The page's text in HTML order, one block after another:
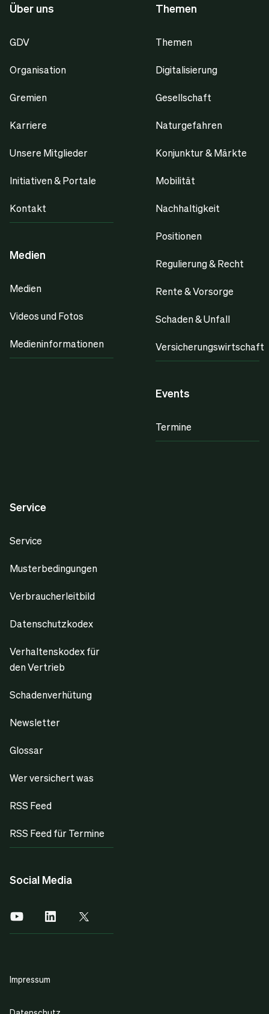
Über uns
GDV
Organisation
Gremien
Karriere
Unsere Mitglieder
Initiativen & Portale
Kontakt
Medien
Medien
Videos und Fotos
Medieninformationen
Themen
Themen
Digitalisierung
Gesellschaft
Naturgefahren
Konjunktur & Märkte
Mobilität
Nachhaltigkeit
Positionen
Regulierung & Recht
Rente & Vorsorge
Schaden & Unfall
Versicherungswirtschaft
Events
Termine
Service
Service
Musterbedingungen
Verbraucherleitbild
Datenschutzkodex
Verhaltenskodex für
den Vertrieb
Schadenverhütung
Newsletter
Glossar
Wer versichert was
RSS Feed
RSS Feed für Termine
Social Media
Impressum